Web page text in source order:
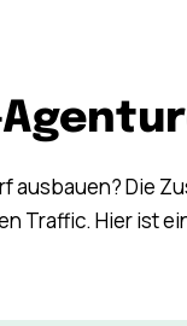
ausbauen? Die
Traffic. Hier ist